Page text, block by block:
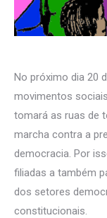
No próximo dia 20
movimentos
tomará as ruas de
marcha contra a
democracia. Por
filiadas a também
dos setores
constitucionais.